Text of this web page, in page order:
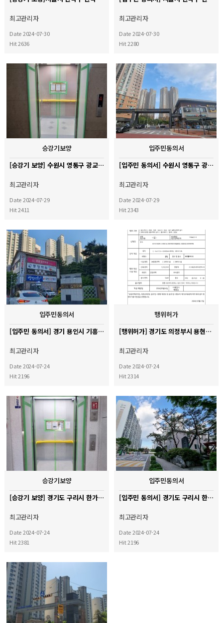
최고관리자
Date 2024-07-30
Hit 2636
최고관리자
Date 2024-07-30
Hit 2280
승강기보양
[승강기 보양] 수원시 영통구 광교마을 40단지 아파트
최고관리자
Date 2024-07-29
Hit 2411
입주민동의서
[입주민 동의서] 수원시 영통구 광교마을 40단지 아파트
최고관리자
Date 2024-07-29
Hit 2343
입주민동의서
[입주민 동의서] 경기 용인시 기흥구 수원동마을 쌍용 2단지 아파트
최고관리자
Date 2024-07-24
Hit 2196
행위허가
[행위허가] 경기도 의정부시 용현동 현대 1차 아파트
최고관리자
Date 2024-07-24
Hit 2314
승강기보양
[승강기 보양] 경기도 구리시 한가람 아파트
최고관리자
Date 2024-07-24
Hit 2381
입주민동의서
[입주민 동의서] 경기도 구리시 한가람아파트
최고관리자
Date 2024-07-24
Hit 2196